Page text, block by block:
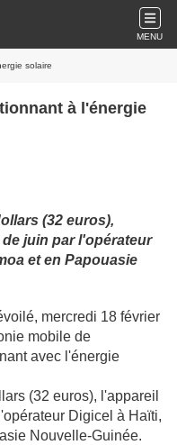
MENU
solaire
à l'énergie
(32 euros),
juin par l'opérateur
et en Papouasie
mercredi 18 février
mobile de
avec l'énergie
(32 euros), l'appareil
Digicel à Haïti,
Nouvelle-Guinée.